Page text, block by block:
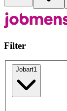
Filter
Jobart1